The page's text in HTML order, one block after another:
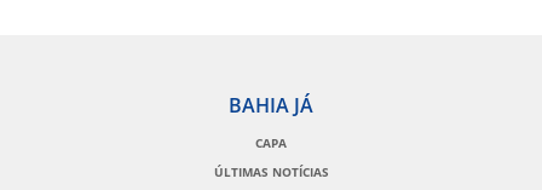
BAHIA JÁ
CAPA
ÚLTIMAS NOTÍCIAS